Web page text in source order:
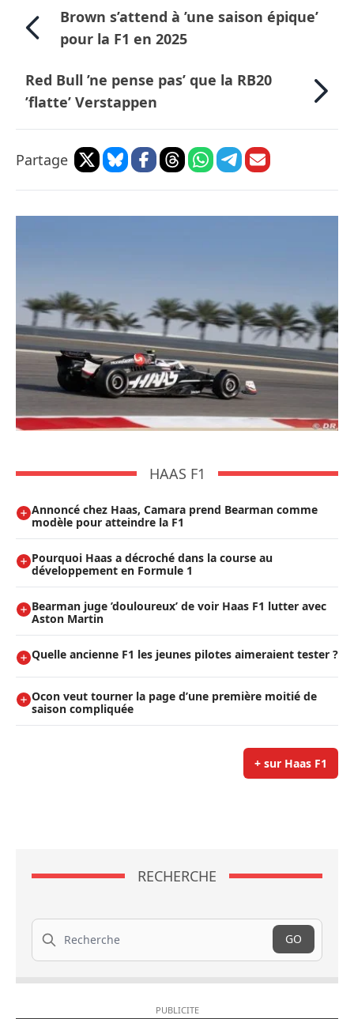
Brown s’attend à ’une saison épique’
pour la F1 en 2025
Red Bull ’ne pense pas’ que la RB20
’flatte’ Verstappen
Partage
HAAS F1
Annoncé chez Haas, Camara prend Bearman comme
modèle pour atteindre la F1
Pourquoi Haas a décroché dans la course au
développement en Formule 1
Bearman juge ’douloureux’ de voir Haas F1 lutter avec
Aston Martin
Quelle ancienne F1 les jeunes pilotes aimeraient tester ?
Ocon veut tourner la page d’une première moitié de
saison compliquée
+ sur Haas F1
RECHERCHE
Recherche
GO